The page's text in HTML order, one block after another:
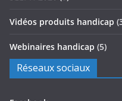
Vidéos produits handicap
Webinaires handicap (5)
Réseaux sociaux